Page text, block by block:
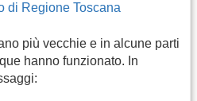
di Regione Toscana
più vecchie e in alcune parti
hanno funzionato. In